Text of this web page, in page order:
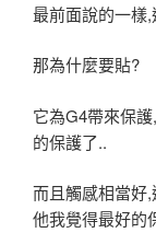
最前面說的一樣
那為什麼要貼?
它為G4帶來保
的保護了..
而且觸感相當好
他我覺得最好的